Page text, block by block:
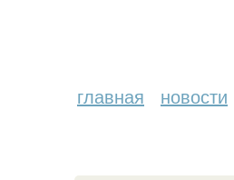
главная новости